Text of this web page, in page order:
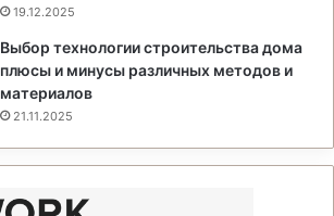
19.12.2025
Выбор технологии строительства дома
плюсы и минусы различных методов и
материалов
21.11.2025